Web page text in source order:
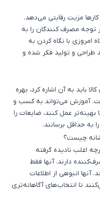
مزیت رقابتی می‌دهد.
مصرف کنندگان را به
امروزی با نگاه کردن به
طراحی و تولید فکر شده و
باید به آن اشاره کرد، بهره
آموزش می‌تواند به کسب و
عمل کنند، ضایعات را
حداقل برسانند.
چیست؟
اغلب نادیده گرفته
دارند. آنها فقط
آنها انبوهی از اطلاعات
تا انتخاب‌های آگاهانه‌تری